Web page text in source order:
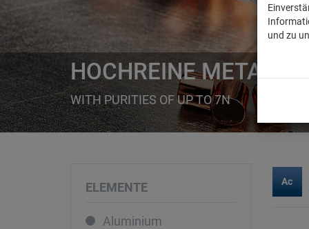
HOCHREINE METALLE
WITH PURITIES OF UP TO 7N
ELEMENTE
Aluminium
Ac
und zu